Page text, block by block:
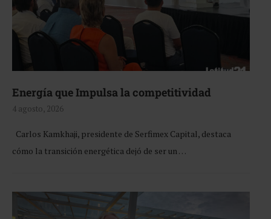
Energía que Impulsa la competitividad
4 agosto, 2026
Carlos Kamkhaji, presidente de Serfimex Capital, destaca
cómo la transición energética dejó de ser un …